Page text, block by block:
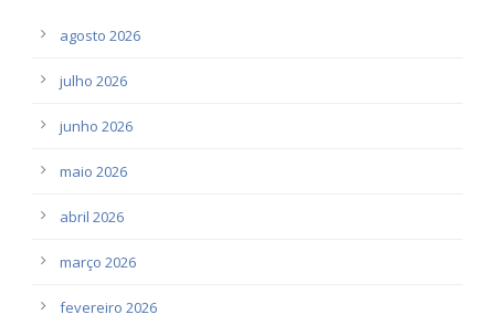
agosto 2026
julho 2026
junho 2026
maio 2026
abril 2026
março 2026
fevereiro 2026